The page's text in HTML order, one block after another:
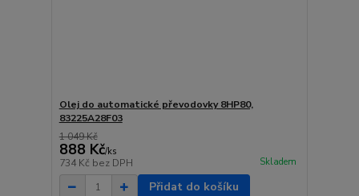
Olej do automatické převodovky 8HP80,
83225A28F03
1 049 Kč
888 Kč/ks
734 Kč bez DPH Skladem
Přidat do košíku